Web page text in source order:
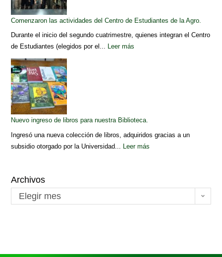
Comenzaron las actividades del Centro de Estudiantes de la Agro.
Durante el inicio del segundo cuatrimestre, quienes integran el Centro
de Estudiantes (elegidos por el... Leer más
Nuevo ingreso de libros para nuestra Biblioteca.
Ingresó una nueva colección de libros, adquiridos gracias a un
subsidio otorgado por la Universidad... Leer más
Archivos
Elegir mes